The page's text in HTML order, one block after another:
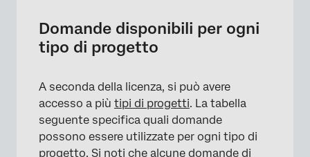
Domande disponibili per ogni
tipo di progetto
A seconda della licenza, si può avere
accesso a più tipi di progetti. La tabella
seguente specifica quali domande
possono essere utilizzate per ogni tipo di
progetto. Si noti che alcune domande di